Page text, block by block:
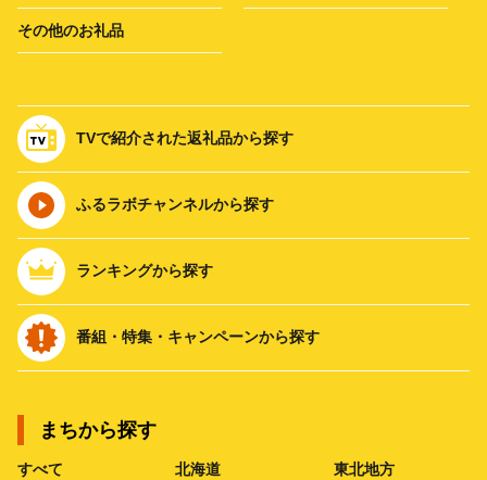
その他のお礼品
TVで紹介された返礼品から探す
ふるラボチャンネルから探す
ランキングから探す
番組・特集・キャンペーンから探す
まちから探す
すべて 北海道 東北地方